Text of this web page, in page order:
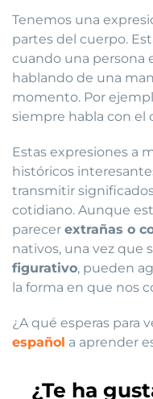
Tenemos una
partes del cuerpo.
cuando una persona
hablando de una
momento. Por
siempre habla con el
Estas expresiones a
históricos
transmitir
cotidiano. Aunque
parecer extrañas o
nativos, una vez que
figurativo, pueden
la forma en que nos
¿A qué esperas para
español a aprender
¿Te ha